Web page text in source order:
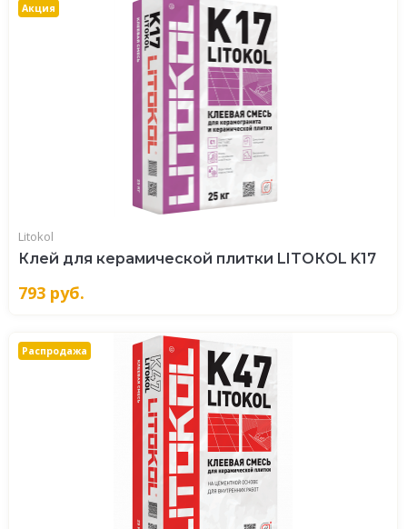
Акция
Litokol
Клей для керамической плитки LITOКOL K17
793 руб.
Распродажа